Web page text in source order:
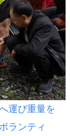
運び重量を
ランティ